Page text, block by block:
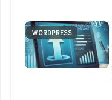
WORDPRESS